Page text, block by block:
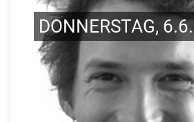
DONNERSTAG, 6.6.